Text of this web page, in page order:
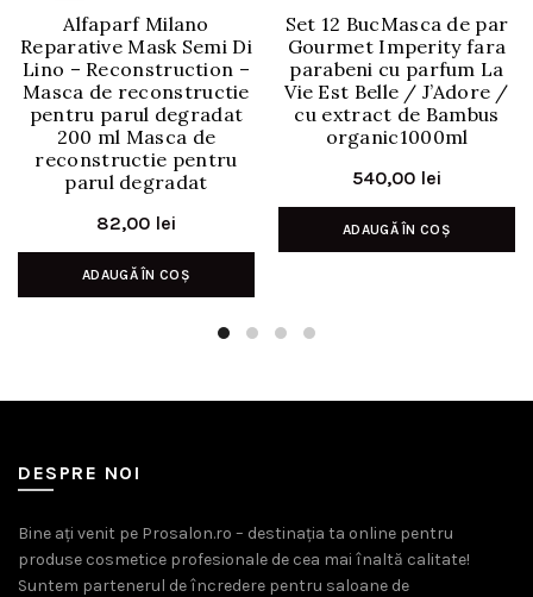
Alfaparf Milano
Reparative Mask Semi Di
Lino – Reconstruction –
Masca de reconstructie
pentru parul degradat
200 ml Masca de
reconstructie pentru
parul degradat
82,00 lei
ADAUGĂ ÎN COȘ
Set 12 BucMasca de par
Gourmet Imperity fara
parabeni cu parfum La
Vie Est Belle / J’Adore /
cu extract de Bambus
organic1000ml
540,00 lei
ADAUGĂ ÎN COȘ
DESPRE NOI
Bine ați venit pe Prosalon.ro – destinația ta online pentru
produse cosmetice profesionale de cea mai înaltă calitate!
Suntem partenerul de încredere pentru saloane de